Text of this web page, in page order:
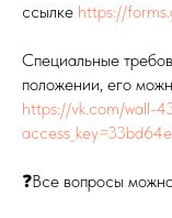
ссылке https://
Специальные
положении, его
https://vk.com/wall-
❓Все вопросы